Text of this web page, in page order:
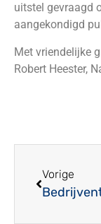
uitstel gevraagd
aangekondigd
Met vriendelijke
Robert Heester,
Vorige